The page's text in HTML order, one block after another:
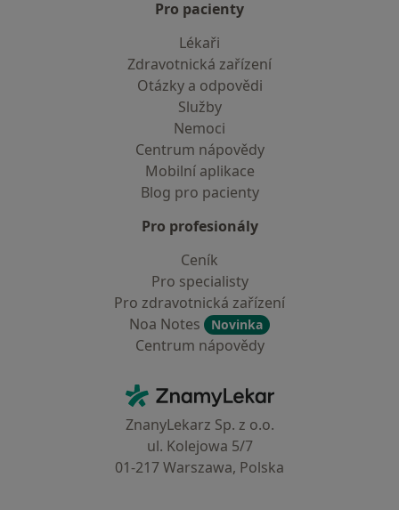
Pro pacienty
Lékaři
Zdravotnická zařízení
Otázky a odpovědi
Služby
Nemoci
Centrum nápovědy
Mobilní aplikace
Blog pro pacienty
Pro profesionály
Ceník
Pro specialisty
Pro zdravotnická zařízení
Noa Notes
Novinka
Centrum nápovědy
ZnamyLekar - Hlavní stránka
ZnanyLekarz Sp. z o.o.
ul. Kolejowa 5/7
01-217 Warszawa, Polska